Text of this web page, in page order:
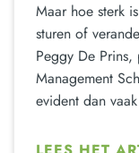
Maar hoe sterk
sturen of
Peggy De
Management
evident dan